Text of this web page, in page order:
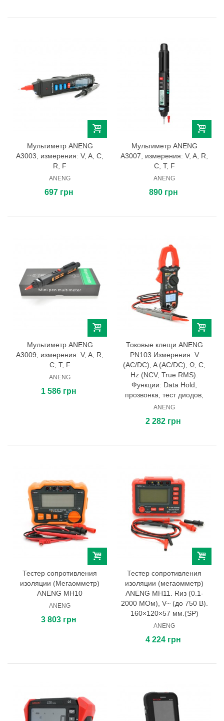
Мультиметр ANENG
A3003, измерения: V, A, C,
R, F
ANENG
697 грн
Мультиметр ANENG
A3007, измерения: V, A, R,
C, T, F
ANENG
890 грн
Мультиметр ANENG
A3009, измерения: V, A, R,
C, T, F
ANENG
1 586 грн
Токовые клещи ANENG
PN103 Измерения: V
(AC/DC), A (AC/DC), Ω, C,
Hz (NCV, True RMS).
Функции: Data Hold,
прозвонка, тест диодов,
ANENG
2 282 грн
Тестер сопротивления
изоляции (Мегаомметр)
ANENG MH10
ANENG
3 803 грн
Тестер сопротивления
изоляции (мегаомметр)
ANENG MH11. Rиз (0.1-
2000 МОм), V~ (до 750 В).
160×120×57 мм.(SP)
ANENG
4 224 грн